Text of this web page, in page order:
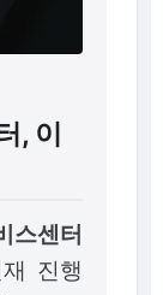
, 이
스센터
진행